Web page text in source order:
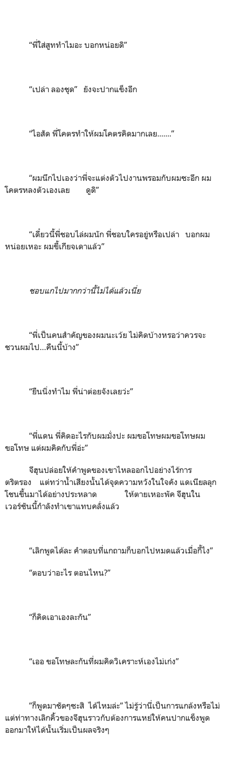
“พี่ใส่สูททำไมอะ บอกหน่อยดิ”
“เปล่า ลองชุด” ยังจะปากแข็งอีก
“ไอสัด พี่โคตรทำให้ผมโคตรคิดมากเลย.......”
“ผมนึกไปเองว่าพี่จะแต่งตัวไปงานพรอมกับผมซะอีก ผม
โคตรหลงตัวเองเลย ดูดิ”
“เดี๋ยวนี้พี่ชอบไล่ผมนัก พี่ชอบใครอยู่หรือเปล่า บอกผม
หน่อยเหอะ ผมขี้เกียจเดาแล้ว”
ชอบแกไปมากกว่านี้ไม่ได้แล้วเนี่ย
“พี่เป็นคนสำคัญของผมนะเว้ย ไม่คิดบ้างหรอว่าควรจะ
ชวนผมไป…คืนนี้บ้าง”
“ยืนนิ่งทำไม พี่น่าต่อยจังเลยว่ะ”
“พี่แดน พี่คิดอะไรกับผมมั่งปะ ผมขอโทษผมขอโทษผม
ขอโทษ แต่ผมคิดกับพี่อ่ะ”
จีฮุนปล่อยให้คำพูดของเขาไหลออกไปอย่างไร้การ
ตริตรอง แต่ทว่าน้ำเสียงนั้นได้จุดความหวังในใจคัง แดเนียลลุก
โชนขึ้นมาได้อย่างประหลาด ให้ตายเหอะพัค จีฮุนใน
เวอร์ชันนี้กำลังทำเขาแทบคลั่งแล้ว
“เลิกพูดได้ละ คำตอบที่แกถามก็บอกไปหมดแล้วเมื่อกี้ไง”
“ตอบว่าอะไร ตอนไหน?”
“ก็คิดเอาเองละกัน”
“เออ ขอโทษละกันที่ผมคิดวิเคราะห์เองไม่เก่ง”
”ก็พูดมาชัดๆซะสิ ได้ไหมล่ะ” ไม่รู้ว่านี่เป็นการแกล้งหรือไม่
แต่ท่าทางเลิกคิ้วของจีฮุนราวกับต้องการแหย่ให้คนปากแข็งพูด
ออกมาให้ได้นั้นเริ่มเป็นผลจริงๆ